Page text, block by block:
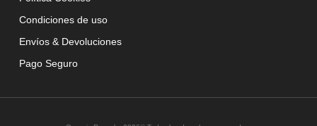
Condiciones de uso
Envíos & Devoluciones
Pago Seguro